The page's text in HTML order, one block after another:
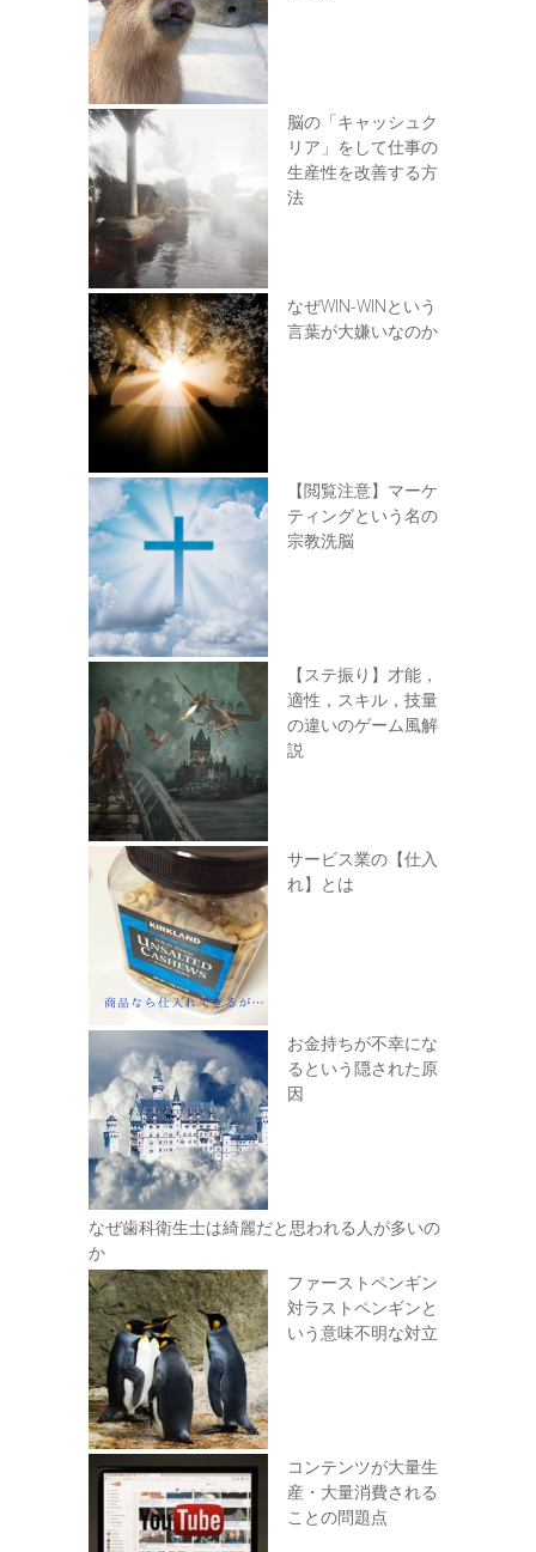
脳の「キャッシュク
リア」をして仕事の
生産性を改善する方
法
なぜWIN-WINという
言葉が大嫌いなのか
【閲覧注意】マーケ
ティングという名の
宗教洗脳
【ステ振り】才能，
適性，スキル，技量
の違いのゲーム風解
説
サービス業の【仕入
れ】とは
お金持ちが不幸にな
るという隠された原
因
なぜ歯科衛生士は綺麗だと思われる人が多いの
か
ファーストペンギン
対ラストペンギンと
いう意味不明な対立
コンテンツが大量生
産・大量消費される
ことの問題点